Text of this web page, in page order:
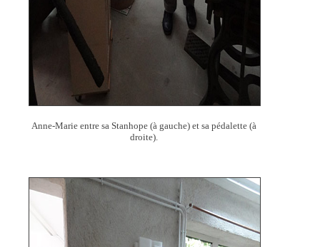
Anne-Marie entre sa Stanhope (à gauche) et sa pédalette (à
droite).